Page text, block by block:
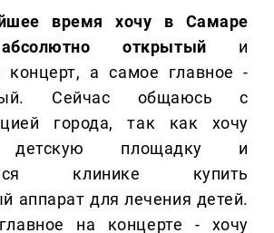
время хочу в Самаре
открытый и
концерт, а самое главное -
Сейчас общаюсь с
города, так как хочу
детскую площадку и
клинике купить
аппарат для лечения детей.
на концерте - хочу